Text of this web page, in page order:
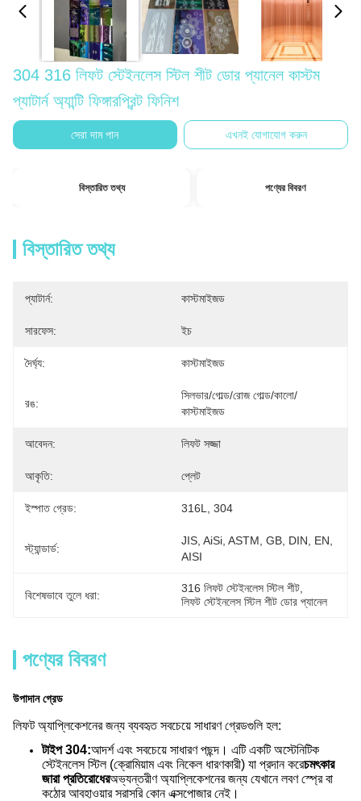
304 316 লিফট স্টেইনলেস স্টিল শীট ডোর প্যানেল কাস্টম
প্যাটার্ন অ্যান্টি ফিঙ্গারপ্রিন্ট ফিনিশ
সেরা দাম পান এখনই যোগাযোগ করুন
বিস্তারিত তথ্য পণ্যের বিবরণ
বিস্তারিত তথ্য
প্যাটার্ন: কাস্টমাইজড
সারফেস: ইচ
দৈর্ঘ্য: কাস্টমাইজড
রঙ:
সিলভার/গোল্ড/রোজ গোল্ড/কালো/
কাস্টমাইজড
আবেদন: লিফট সজ্জা
আকৃতি: প্লেট
ইস্পাত গ্রেড: 316L, 304
স্ট্যান্ডার্ড:
JIS, AiSi, ASTM, GB, DIN, EN,
AISI
বিশেষভাবে তুলে ধরা:
316 লিফট স্টেইনলেস স্টিল শীট
লিফট স্টেইনলেস স্টিল শীট ডোর প্যানেল
পণ্যের বিবরণ
উপাদান গ্রেড
লিফট অ্যাপ্লিকেশনের জন্য ব্যবহৃত সবচেয়ে সাধারণ গ্রেডগুলি হল:
টাইপ 304:আদর্শ এবং সবচেয়ে সাধারণ পছন্দ। এটি একটি অস্টেনিটিক
স্টেইনলেস স্টিল (ক্রোমিয়াম এবং নিকেল ধারণকারী) যা প্রদান করেচমৎকার
জারা প্রতিরোধেরঅভ্যন্তরীণ অ্যাপ্লিকেশনের জন্য যেখানে লবণ স্প্রে বা
কঠোর আবহাওয়ার সরাসরি কোন এক্সপোজার নেই।